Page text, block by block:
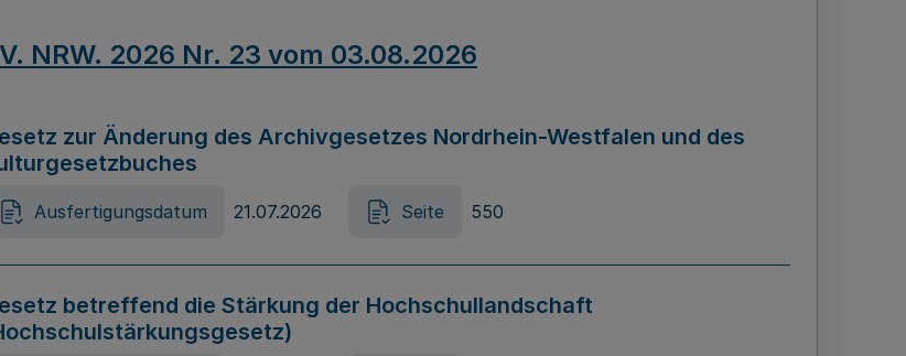
NRW. 2026 Nr. 23 vom 03.08.2026
zur Änderung des Archivgesetzes Nordrhein-Westfalen und des
Ausfertigungsdatum 21.07.2026 Seite 550
betreffend die Stärkung der Hochschullandschaft